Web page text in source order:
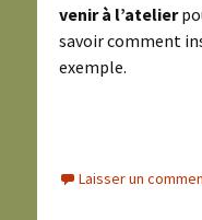
venir à l’atelier
savoir comment
exemple.
Laisser un